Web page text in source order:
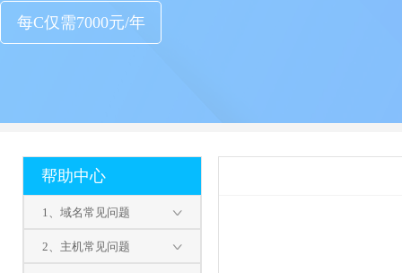
每C仅需7000元/年
帮助中心
1、域名常见问题
2、主机常见问题